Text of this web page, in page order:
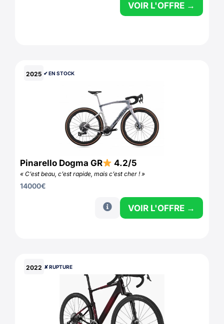
VOIR L'OFFRE →
2025 ✔︎ EN STOCK
Pinarello Dogma GR 4.2/5
« C’est beau, c’est rapide, mais c’est cher ! »
14000€
VOIR L'OFFRE →
2022 ✘ RUPTURE